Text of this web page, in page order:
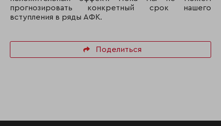
прогнозировать конкретный срок нашего
вступления в ряды АФК.
Поделиться